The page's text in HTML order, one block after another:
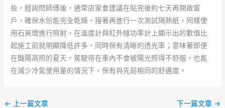
些，經詢問師傅後，通常店家會建議在貼完後約七天再開啟窗
戶，確保水份能完全乾燥。接著再進行一次測試隔熱紙，同樣使
用石英燈進行照射，在溫度計與紅外線功率計上顯示出的數值比
起施工前就明顯降低許多，同時保有清晰的透光率；意味著即便
在豔陽高照的夏天，駕駛待在車內不會被陽光照得不舒服，也能
在減少冷氣使用量的情況下，保有與先前相同的舒適度。
← 上一篇文章 下一篇文章 →